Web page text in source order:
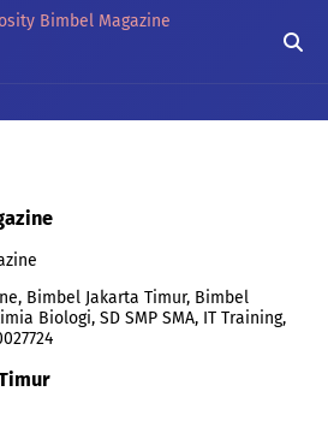
Bimbel Jakarta Timur, Bimbel
Biologi, SD SMP SMA, IT Training,